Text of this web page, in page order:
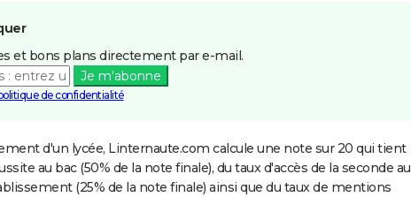
et bons plans directement par e-mail.
Je m'abonne
de confidentialité
d'un lycée, Linternaute.com calcule une note sur 20 qui tient
au bac (50% de la note finale), du taux d'accès de la seconde au
(25% de la note finale) ainsi que du taux de mentions